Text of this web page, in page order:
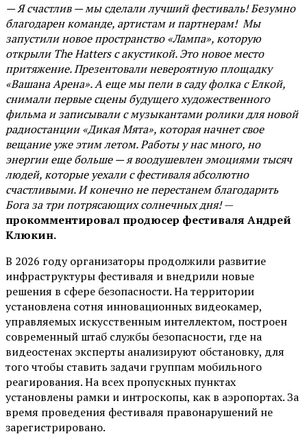
— Я счастлив — мы сделали лучший фестиваль! Безумно
благодарен команде, артистам и партнерам! Мы
запустили новое пространство «Лампа», которую
открыли The Hatters с акустикой. Это новое место
притяжение. Презентовали невероятную площадку
«Вашана Арена». А еще мы пели в саду фолка с Елкой,
снимали первые сцены будущего художественного
фильма и записывали с музыкантами ролики для новой
радиостанции «Дикая Мята», которая начнет свое
вещание уже этим летом. Работы у нас много, но
энергии еще больше — я воодушевлен эмоциями тысяч
людей, которые уехали с фестиваля абсолютно
счастливыми. И конечно не перестанем благодарить
Бога за три потрясающих солнечных дня!—
прокомментировал продюсер фестиваля Андрей
Клюкин.
В 2026 году организаторы продолжили развитие
инфраструктуры фестиваля и внедрили новые
решения в сфере безопасности. На территории
установлена сотня инновационных видеокамер,
управляемых искусственным интеллектом, построен
современный штаб службы безопасности, где на
видеостенах эксперты анализируют обстановку, для
того чтобы ставить задачи группам мобильного
реагирования. На всех пропускных пунктах
установлены рамки и интроскопы, как в аэропортах. За
время проведения фестиваля правонарушений не
зарегистрировано.